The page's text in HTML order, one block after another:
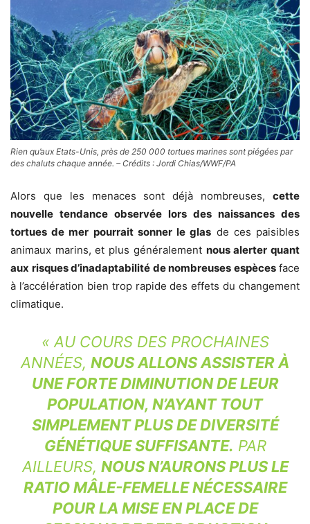
Rien qu’aux Etats-Unis, près de 250 000 tortues marines sont piégées par
des chaluts chaque année. – Crédits : Jordi Chias/WWF/PA
Alors que les menaces sont déjà nombreuses, cette
nouvelle tendance observée lors des naissances des
tortues de mer pourrait sonner le glas de ces paisibles
animaux marins, et plus généralement nous alerter quant
aux risques d’inadaptabilité de nombreuses espècesface
à l’accélération bien trop rapide des effets du changement
climatique.
« AU COURS DES PROCHAINES
ANNÉES, NOUS ALLONS ASSISTER À
UNE FORTE DIMINUTION DE LEUR
POPULATION, N’AYANT TOUT
SIMPLEMENT PLUS DE DIVERSITÉ
GÉNÉTIQUE SUFFISANTE. PAR
AILLEURS, NOUS N’AURONS PLUS LE
RATIO MÂLE-FEMELLE NÉCESSAIRE
POUR LA MISE EN PLACE DE